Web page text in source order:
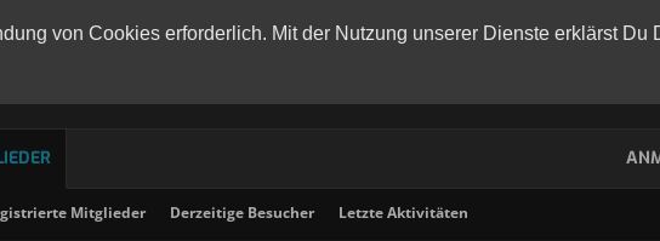
von Cookies erforderlich. Mit der Nutzung unserer Dienste erklärst Du
Mitglieder Derzeitige Besucher Letzte Aktivitäten